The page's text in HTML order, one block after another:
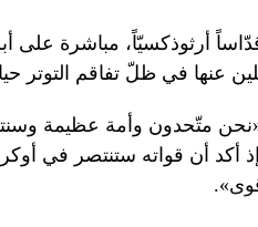
أرثوذكسيّاً، مباشرة على أبرز
عنها في ظلّ تفاقم التوتر
«نحن متّحدون وأمة عظيمة
أن قواته ستنتصر في